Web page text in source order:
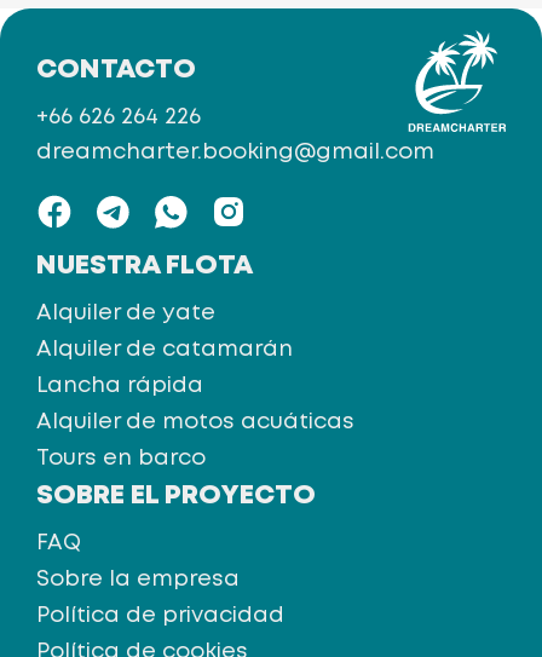
NUESTRA FLOTA
Alquiler de yate
Alquiler de catamarán
Lancha rápida
Alquiler de motos acuáticas
Tours en barco
SOBRE EL PROYECTO
FAQ
Sobre la empresa
Política de privacidad
Política de cookies
CONTACTO
+66 626 264 226
dreamcharter.booking@gmail.com